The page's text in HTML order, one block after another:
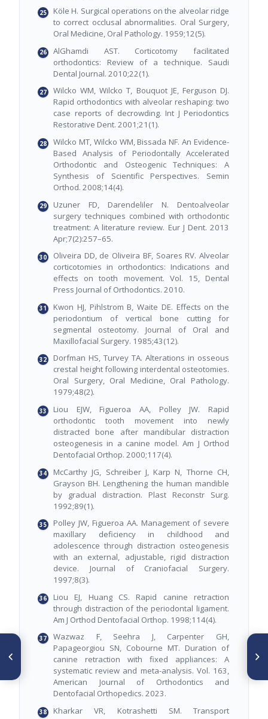
Köle H. Surgical operations on the alveolar ridge
to correct occlusal abnormalities. Oral Surgery,
Oral Medicine, Oral Pathology. 1959;12(5).
AlGhamdi AST. Corticotomy facilitated
orthodontics: Review of a technique. Saudi
Dental Journal. 2010;22(1).
Wilcko WM, Wilcko T, Bouquot JE, Ferguson DJ.
Rapid orthodontics with alveolar reshaping: two
case reports of decrowding. Int J Periodontics
Restorative Dent. 2001;21(1).
Wilcko MT, Wilcko WM, Bissada NF. An Evidence-
Based Analysis of Periodontally Accelerated
Orthodontic and Osteogenic Techniques: A
Synthesis of Scientific Perspectives. Semin
Orthod. 2008;14(4).
Uzuner FD, Darendeliler N. Dentoalveolar
surgery techniques combined with orthodontic
treatment: A literature review. Eur J Dent. 2013
Apr;7(2):257–65.
Oliveira DD, de Oliveira BF, Soares RV. Alveolar
corticotomies in orthodontics: Indications and
effects on tooth movement. Vol. 15, Dental
Press Journal of Orthodontics. 2010.
Kwon HJ, Pihlstrom B, Waite DE. Effects on the
periodontium of vertical bone cutting for
segmental osteotomy. Journal of Oral and
Maxillofacial Surgery. 1985;43(12).
Dorfman HS, Turvey TA. Alterations in osseous
crestal height following interdental osteotomies.
Oral Surgery, Oral Medicine, Oral Pathology.
1979;48(2).
Liou EJW, Figueroa AA, Polley JW. Rapid
orthodontic tooth movement into newly
distracted bone after mandibular distraction
osteogenesis in a canine model. Am J Orthod
Dentofacial Orthop. 2000;117(4).
McCarthy JG, Schreiber J, Karp N, Thorne CH,
Grayson BH. Lengthening the human mandible
by gradual distraction. Plast Reconstr Surg.
1992;89(1).
Polley JW, Figueroa AA. Management of severe
maxillary deficiency in childhood and
adolescence through distraction osteogenesis
with an external, adjustable, rigid distraction
device. Journal of Craniofacial Surgery.
1997;8(3).
Liou EJ, Huang CS. Rapid canine retraction
through distraction of the periodontal ligament.
Am J Orthod Dentofacial Orthop. 1998;114(4).
Wazwaz F, Seehra J, Carpenter GH,
Papageorgiou SN, Cobourne MT. Duration of
canine retraction with fixed appliances: A
systematic review and meta-analysis. Vol. 163,
American Journal of Orthodontics and
Dentofacial Orthopedics. 2023.
Kharkar VR, Kotrashetti SM. Transport
ARTÍCULO ANTERIOR
Factores de riesgo propios
del paciente relacionados con
reabsorción radicular en
ortodoncia convencional, una
revisión narrativa
SIGUIENTE ARTÍCULO
Importancia de un buen
Diagnostico en Tratamiento
Ortodóntico